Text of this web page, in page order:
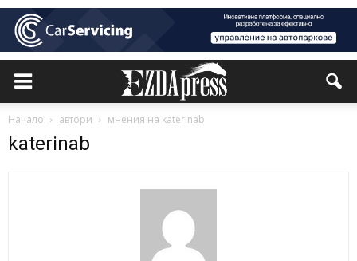
Начало автори мнения на katerinab
katerinab